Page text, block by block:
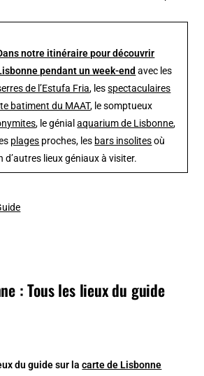
notre itinéraire pour découvrir
pendant un week-end avec les
de l’Estufa Fria, lesspectaculaires
batiment du MAAT, le somptueux
, le génialaquarium de Lisbonne,
plages proches, les bars insolitesoù
d’autres lieux géniaux à visiter.
: Tous les lieux du guide
du guide sur lacarte de Lisbonne